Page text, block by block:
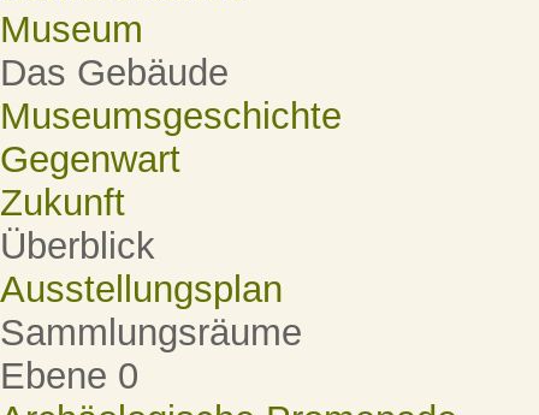
Museum
Das Gebäude
Museumsgeschichte
Gegenwart
Zukunft
Überblick
Ausstellungsplan
Sammlungsräume
Ebene 0